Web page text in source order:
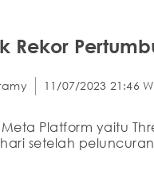
Rekor
11/07/2023 21:46
Platform yaitu
setelah